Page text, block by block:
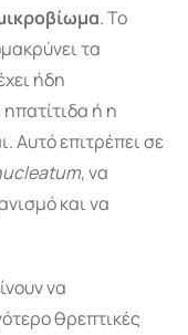
. Το
τα
ήδη
ή η
Αυτό επιτρέπει σε
, να
και να
να
θρεπτικές